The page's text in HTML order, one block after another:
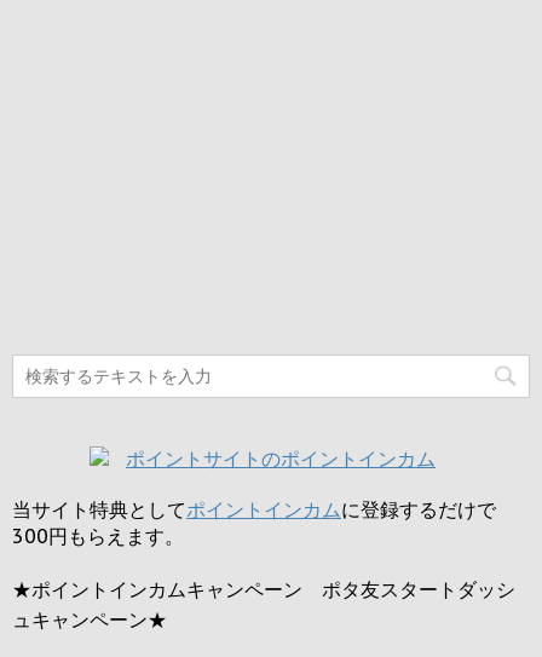
当サイト特典としてポイントインカムに登録するだけで
300円 もらえます。
★ポイントインカムキャンペーン ポタ友スタートダッシ
ュキャンペーン★